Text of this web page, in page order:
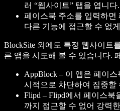
러 “웹사이트” 탭을 엽니다.
페이스북 주소를 입력하면
다른 기능에 접근할 수 없
BlockSite 외에도 특정 웹사이트
른 앱을 시도해 볼 수 있습니다.
AppBlock – 이 앱은 페이
시적으로 차단하여 집중할
Flipd – Flipd에서 페이스북
까지 접근할 수 없어 강력